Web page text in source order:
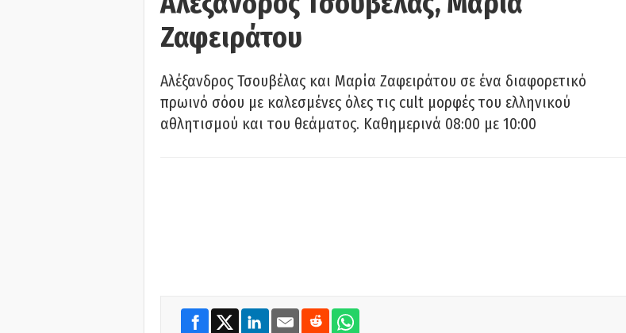
Ζαφειράτου
Αλέξανδρος Τσουβέλας και Μαρία Ζαφειράτου σε ένα διαφορετικό
πρωινό σόου με καλεσμένες όλες τις cult μορφές του ελληνικού
αθλητισμού και του θεάματος. Καθημερινά 08:00 με 10:00